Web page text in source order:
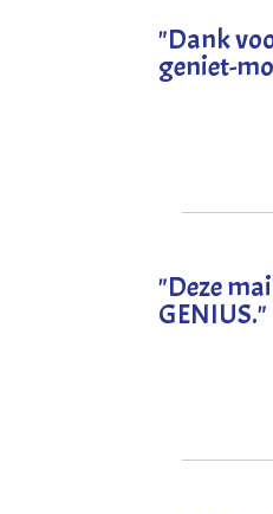
"Dank
geniet-
"Deze
GENIUS."